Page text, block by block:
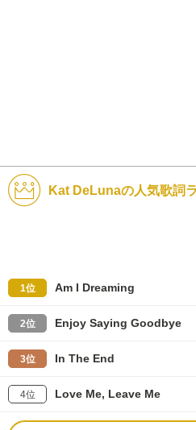
Kat DeLunaの人気歌詞
1位 Am I Dreaming
2位 Enjoy Saying Goodbye
3位 In The End
4位 Love Me, Leave Me